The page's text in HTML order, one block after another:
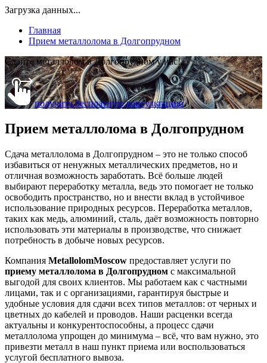
Загрузка данных...
Главная
Прием металлолома в Долгопрудном
Сдайте металлолом в Долгопрудном у нас!
получить бесплатную консультацию
Прием металлолома в Долгопрудном
Сдача металлолома в Долгопрудном – это не только способ
избавиться от ненужных металлических предметов, но и
отличная возможность заработать. Всё больше людей
выбирают переработку металла, ведь это помогает не только
освободить пространство, но и внести вклад в устойчивое
использование природных ресурсов. Переработка металлов,
таких как медь, алюминий, сталь, даёт возможность повторно
использовать эти материалы в производстве, что снижает
потребность в добыче новых ресурсов.
Компания MetallolomMoscow предоставляет услуги по
приему металлолома в Долгопрудном с максимальной
выгодой для своих клиентов. Мы работаем как с частными
лицами, так и с организациями, гарантируя быстрые и
удобные условия для сдачи всех типов металлов: от черных и
цветных до кабелей и проводов. Наши расценки всегда
актуальны и конкурентоспособны, а процесс сдачи
металлолома упрощен до минимума – всё, что вам нужно, это
привезти металл в наш пункт приема или воспользоваться
услугой бесплатного вывоза.